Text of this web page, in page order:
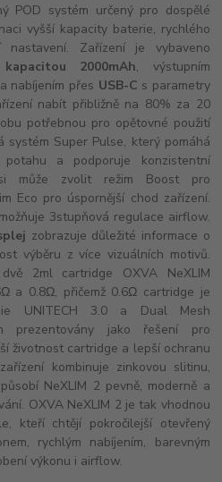
POD systém určený pro dospělé
vyšší kapacity baterie, rychlého
Zařízení je vybaveno
2000mAh, výstupním
a nabíjením přes USB-C s parametry
nabít přibližně na 80% za 20
potřebnou pro opětovné použití
systém Super Pulse, který pomáhá
a podporuje konzistentní
může zvolit režim Boost pro
Eco pro úspornější chod zařízení.
3stupňová regulace airflow.
zobrazuje důležité informace o
výběru z více vizuálních motivů.
2ml cartridge OXVA NeXLIM
a 0.8Ω, přičemž 0.6Ω cartridge je
UNITECH 3.0 a Dual Mesh
prezentovány jako řešení pro
životnost cartridge a lepší ochranu
kombinuje zinkovou slitinu,
NeXLIM 2 pevně, moderně a
OXVA NeXLIM 2 je tak vhodnou
kteří chtějí pokročilejší otevřený
rychlým nabíjením, barevným
výkonu i airflow.